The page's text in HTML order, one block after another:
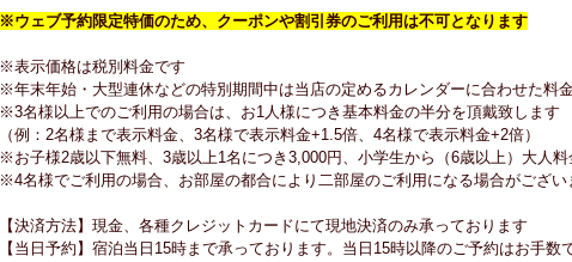
※ウェブ予約限定特価のため、クーポンや割引券のご利用は不可となります
※表示価格は税別料金です
※年末年始・大型連休などの特別期間中は当店の定めるカレンダーに合わせた料
※3名様以上でのご利用の場合は、お1人様につき基本料金の半分を頂戴致します
（例：2名様まで表示料金、3名様で表示料金+1.5倍、4名様で表示料金+2倍）
※お子様2歳以下無料、3歳以上1名につき3,000円、小学生から（6歳以上）大人
※4名様でご利用の場合、お部屋の都合により二部屋のご利用になる場合がござ
【決済方法】現金、各種クレジットカードにて現地決済のみ承っております
【当日予約】宿泊当日15時まで承っております。当日15時以降のご予約はお手数